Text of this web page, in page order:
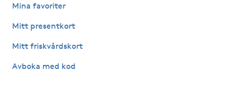
K18
Mina favoriter
Mitt presentkort
Mitt friskvårdskort
Avboka med kod